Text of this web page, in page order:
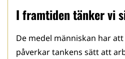
I framtiden tänker vi
De medel människan har
påverkar tankens sätt att